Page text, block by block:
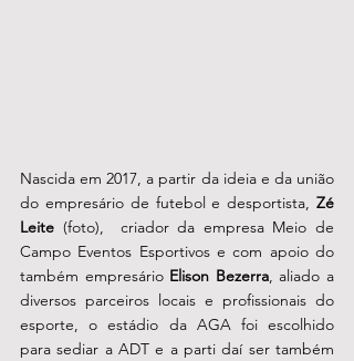
Nascida em 2017, a partir da ideia e da união
do empresário de futebol e desportista, Zé
Leite (foto),  criador da empresa Meio de
Campo Eventos Esportivos e com apoio do
também empresário Elison Bezerra, aliado a
diversos parceiros locais e profissionais do
esporte, o estádio da AGA foi escolhido
para sediar a ADT e a parti daí ser também